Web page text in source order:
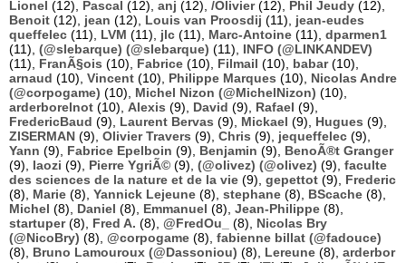
Lionel (12), Pascal (12), anj (12), /Olivier(12), Phil Jeudy (12),
Benoit (12), jean (12), Louis van Proosdij (11), jean-eudes
queffelec (11), LVM (11), jlc (11), Marc-Antoine (11), dparmen1
(11), (@slebarque) (@slebarque) (11), INFO (@LINKANDEV)
(11), FranÃ§ois (10), Fabrice (10), Filmail (10), babar(10),
arnaud (10), Vincent (10), Philippe Marques (10), Nicolas Andre
(@corpogame) (10), Michel Nizon (@MichelNizon) (10),
arderborelnot (10), Alexis (9), David (9), Rafael (9),
FredericBaud (9), Laurent Bervas (9), Mickael (9), Hugues (9),
ZISERMAN (9), Olivier Travers (9), Chris (9), jequeffelec (9),
Yann (9), Fabrice Epelboin (9), Benjamin (9), BenoÃ®t Granger
(9), laozi (9), Pierre YgriÃ© (9), (@olivez) (@olivez) (9), faculte
des sciences de la nature et de la vie (9), gepettot (9), Frederic
(8), Marie (8), Yannick Lejeune (8), stephane (8), BScache (8),
Michel (8), Daniel (8), Emmanuel (8), Jean-Philippe (8),
startuper(8), Fred A. (8), @FredOu_ (8), Nicolas Bry
(@NicoBry) (8), @corpogame (8), fabienne billat (@fadouce)
(8), Bruno Lamouroux (@Dassoniou) (8), Lereune (8), arderbor